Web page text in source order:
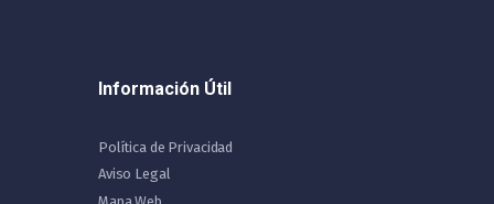
Información Útil
Política de Privacidad
Aviso Legal